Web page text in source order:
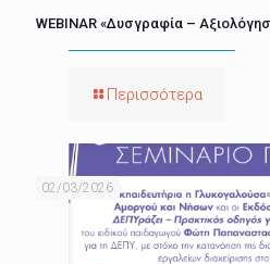
WEBINAR «Δυσγραφία –
Περισσότερα
02/03/2026